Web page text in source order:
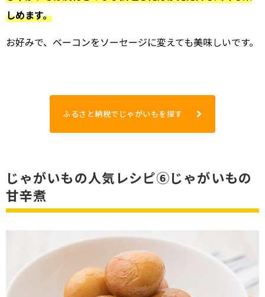
しめます。
お好みで、ベーコンをソーセージに変えても美味しいです。
ふるさと納税でじゃがいもを探す
じゃがいもの人気レシピ⑥じゃがいもの
甘辛煮